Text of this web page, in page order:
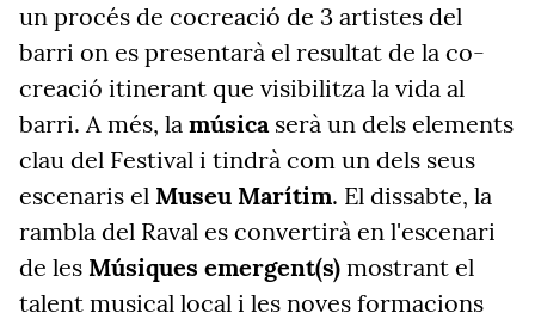
un procés de cocreació de 3 artistes del
barri on es presentarà el resultat de la co-
creació itinerant que visibilitza la vida al
barri. A més, la música serà un dels elements
clau del Festival i tindrà com un dels seus
escenaris el Museu Marítim. El dissabte, la
rambla del Raval es convertirà en l'escenari
de les Músiques emergent(s) mostrant el
talent musical local i les noves formacions